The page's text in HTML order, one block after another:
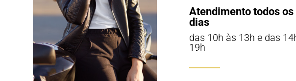
Atendimento todos os
dias
das 10h às 13h e das
19h